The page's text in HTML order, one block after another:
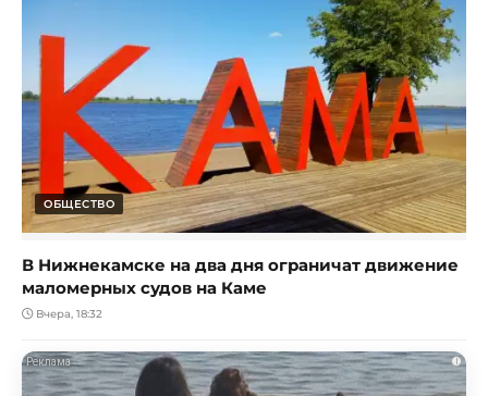
ОБЩЕСТВО
В Нижнекамске на два дня ограничат движение
маломерных судов на Каме
Вчера, 18:32
i